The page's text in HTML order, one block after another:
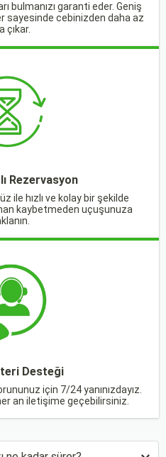
bulmanızı garanti eder. Geniş
sayesinde cebinizden daha az
çıkar.
Rezervasyon
ile hızlı ve kolay bir şekilde
kaybetmeden uçuşunuza
Desteği
için 7/24 yanınızdayız.
an iletişime geçebilirsiniz.